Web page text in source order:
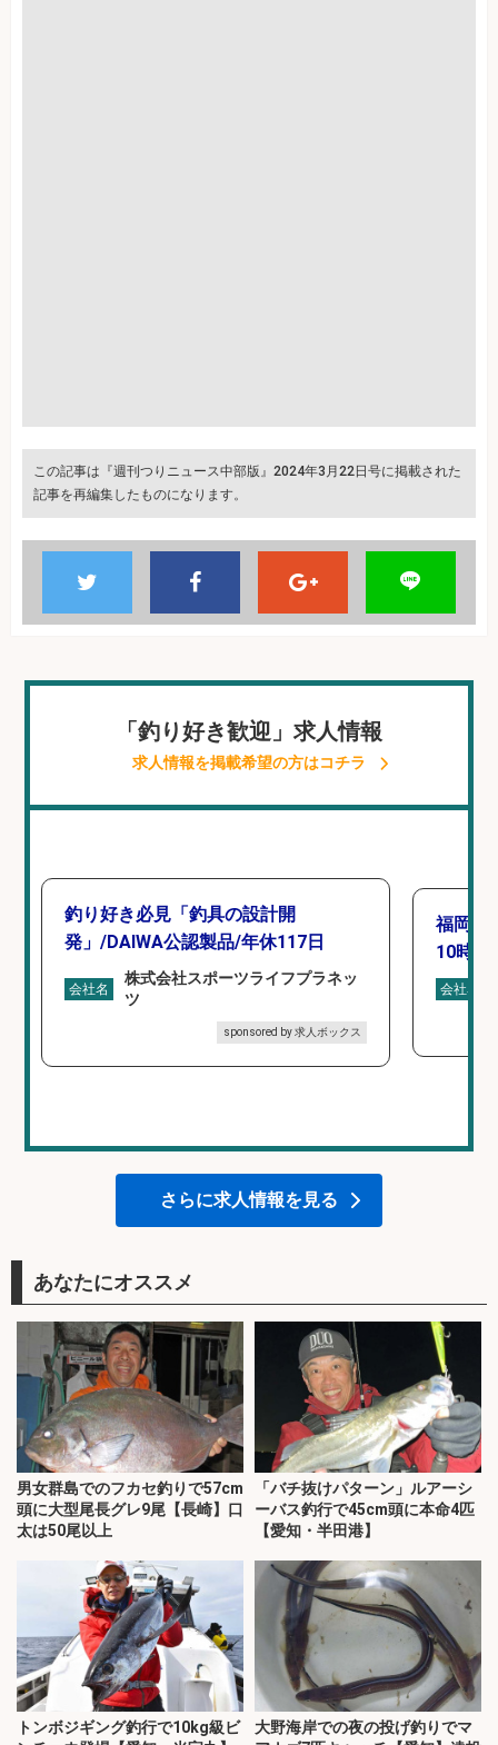
この記事は『週刊つりニュース中部版』2024年3月22日号に掲載された
記事を再編集したものになります。
「釣り好き歓迎」求人情報
求人情報を掲載希望の方はコチラ
釣り好き必見「釣具の設計開
発」/DAIWA公認製品/年休117日
会社名
株式会社スポーツライフプラネッ
ツ
sponsored by 求人ボックス
福岡「
10時間
会社名
さらに求人情報を見る
あなたにオススメ
男女群島でのフカセ釣りで57cm
頭に大型尾長グレ9尾【長崎】口
太は50尾以上
「バチ抜けパターン」ルアーシ
ーバス釣行で45cm頭に本命4匹
【愛知・半田港】
トンボジギング釣行で10kg級ビ
大野海岸での夜の投げ釣りでマ